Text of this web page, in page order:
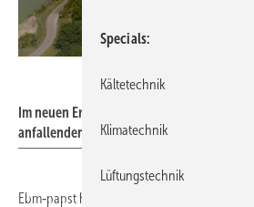
Im neuen Erprobungszentrum werden alle
anfallenden Validations- und
Ebm‑papst hat sein neues
Specials
Kältetechnik
Klimatechnik
Lüftungstechnik